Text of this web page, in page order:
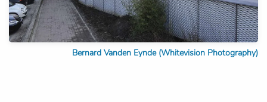
Bernard Vanden Eynde (Whitevision Photography)